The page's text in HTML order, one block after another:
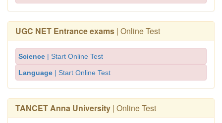
UGC NET Entrance exams | Online Test
Science | Start Online Test
Language | Start Online Test
TANCET Anna University | Online Test